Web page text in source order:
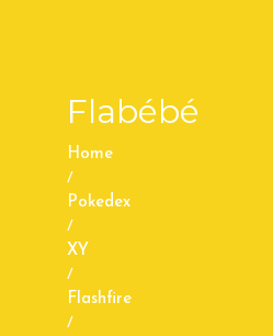
Flabébé
Home
/
Pokedex
/
XY
/
Flashfire
/